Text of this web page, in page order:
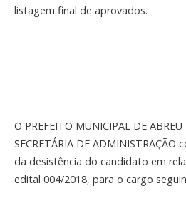
listagem final de aprovados.
O PREFEITO MUNICIPAL DE
SECRETÁRIA DE
da desistência do candidato em
edital 004/2018, para o cargo